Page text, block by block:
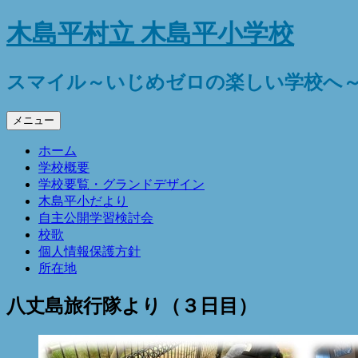
コ
ン
ン
ツ
へ
ス
木島平村立 木島平小学校
スマイル～いじめゼロの楽しい学校へ
メニュー
ホーム
学校概要
学校要覧・グランドデザイン
木島平小だより
自主公開学習検討会
校歌
個人情報保護方針
所在地
八丈島旅行隊より（３日目）